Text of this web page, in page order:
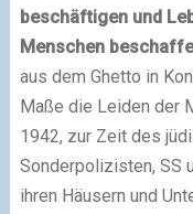
beschäftigen und
Menschen
aus dem Ghetto in
Maße die Leiden der
1942, zur Zeit des
Sonderpolizisten, SS
ihren Häusern und